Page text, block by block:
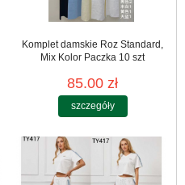
Komplet damskie Roz Standard,
Mix Kolor Paczka 10 szt
85.00 zł
szczegóły